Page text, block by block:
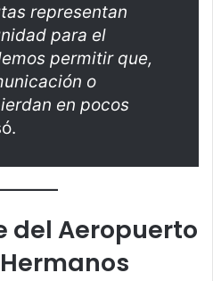
representan
para el
permitir que,
o
en pocos
del Aeropuerto